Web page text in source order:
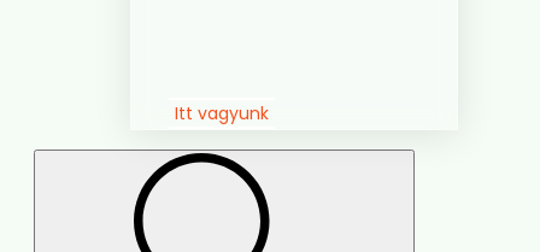
Itt vagyunk